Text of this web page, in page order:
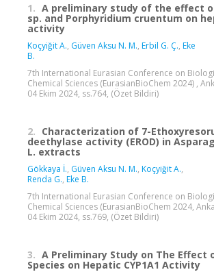
1. A preliminary study of the effect
sp. and Porphyridium cruentum on
activity
Koçyiğit A., Güven Aksu N. M., Erbil G. Ç., Eke
B.
7th International Eurasian Conference on
Chemical Sciences (EurasianBioChem 2024) ,
04 Ekim 2024, ss.764, (Özet Bildiri)
2. Characterization of 7-
deethylase activity (EROD) in
L. extracts
Gökkaya İ., Güven Aksu N. M., Koçyiğit A.,
Renda G., Eke B.
7th International Eurasian Conference on
Chemical Sciences (EurasianBioChem 2024,
04 Ekim 2024, ss.769, (Özet Bildiri)
3. A Preliminary Study on The Effect
Species on Hepatic CYP1A1 Activity